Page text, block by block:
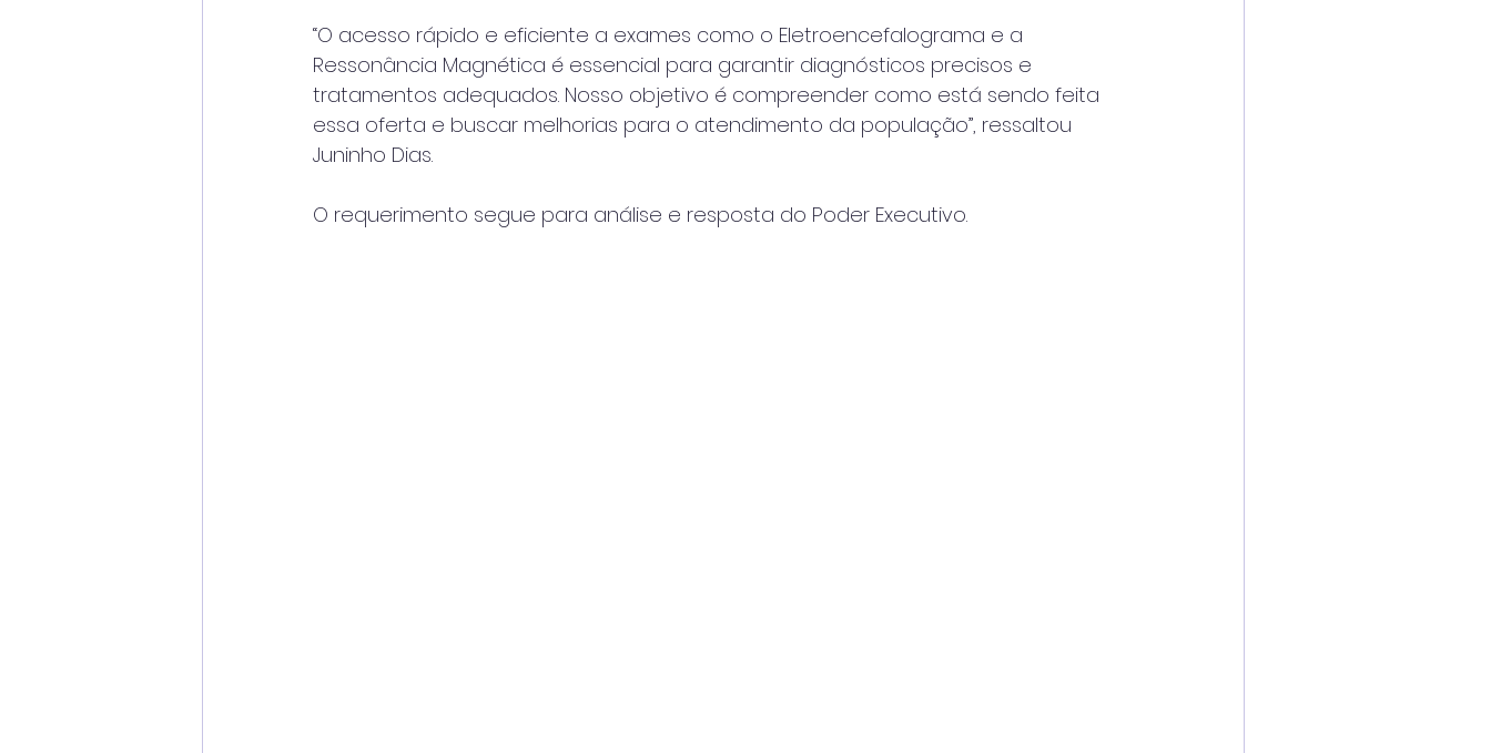
“O acesso rápido e eficiente a exames como o Eletroencefalograma e a
Ressonância Magnética é essencial para garantir diagnósticos precisos e
tratamentos adequados. Nosso objetivo é compreender como está sendo feita
essa oferta e buscar melhorias para o atendimento da população”, ressaltou
Juninho Dias.
O requerimento segue para análise e resposta do Poder Executivo.